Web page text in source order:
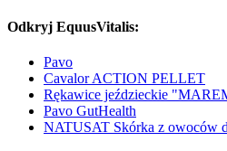
Odkryj EquusVitalis:
Pavo
Cavalor ACTION PELLET
Rękawice jeździeckie
Pavo GutHealth
NATUSAT Skórka z owoców